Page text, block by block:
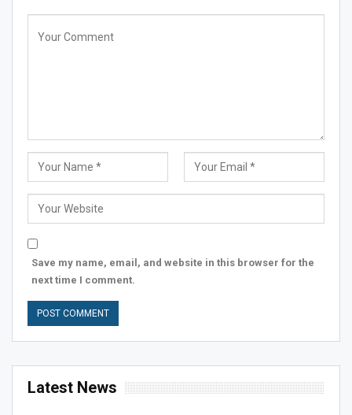
Save my name, email, and website in this browser for the
next time I comment.
Latest News